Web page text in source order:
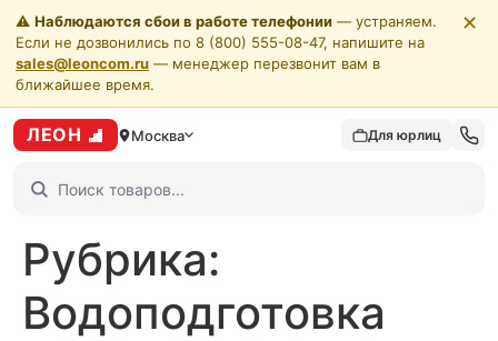
⚠️ Наблюдаются сбои в работе телефонии — устраняем.
Если не дозвонились по 8 (800) 555-08-47, напишите на
sales@leoncom.ru — менеджер перезвонит вам в
ближайшее время.
✕
ЛЕОН Москва Для юрлиц
Рубрика:
Водоподготовка